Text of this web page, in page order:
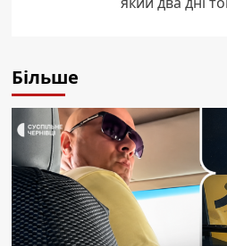
Більше